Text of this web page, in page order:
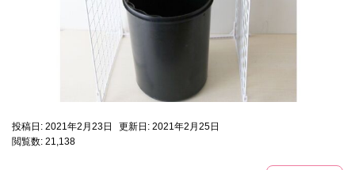
投稿日: 2021年2月23日
更新日: 2021年2月25日
閲覧数: 21,138